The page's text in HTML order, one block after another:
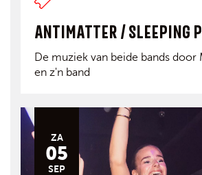
ANTIMATTER / SLEEPING
De muziek van beide bands door
en z'n band
ZA
05
SEP